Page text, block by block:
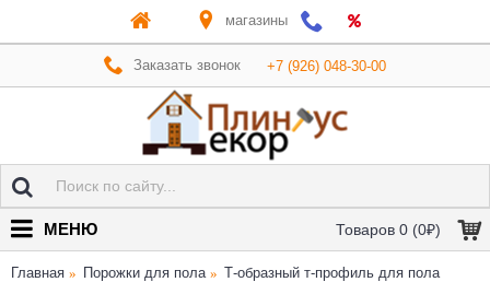
магазины
Заказать звонок +7 (926) 048-30-00
Товаров 0 (0₽)
МЕНЮ
Главная Порожки для пола
Т-образный т-профиль для пола